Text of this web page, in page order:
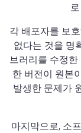
각 배포자를 보
없다는 것을 명
브러리를 수정
한 버전이 원본
발생한 문제가
마지막으로, 소